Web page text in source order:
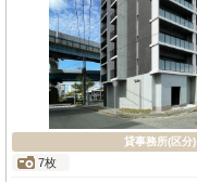
貸事務所(区分)
7枚